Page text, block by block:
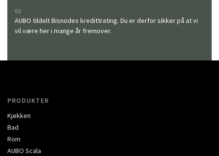
03
AUBO tildelt Bisnodes kredittrating. Du er derfor sikker på at vi
vil være her i mange år fremover.
PRODUKTER
Kjøkken
Bad
Rom
AUBO Scala